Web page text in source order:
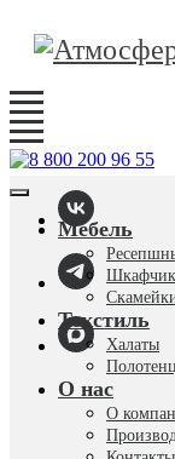
Мебель
Текстиль
Халаты
О нас
О